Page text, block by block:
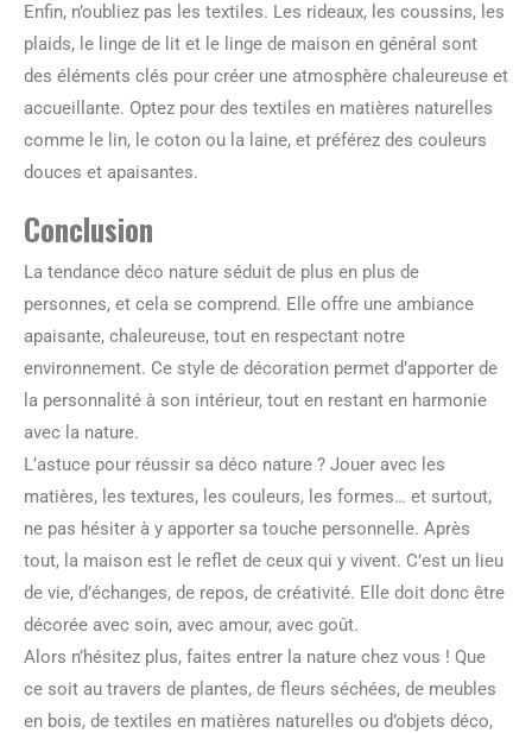
Enfin, n’oubliez pas les textiles. Les rideaux, les coussins, les
plaids, le linge de lit et le linge de maison en général sont
des éléments clés pour créer une atmosphère chaleureuse et
accueillante. Optez pour des textiles en matières naturelles
comme le lin, le coton ou la laine, et préférez des couleurs
douces et apaisantes.
Conclusion
La tendance déco nature séduit de plus en plus de
personnes, et cela se comprend. Elle offre une ambiance
apaisante, chaleureuse, tout en respectant notre
environnement. Ce style de décoration permet d’apporter de
la personnalité à son intérieur, tout en restant en harmonie
avec la nature.
L’astuce pour réussir sa déco nature ? Jouer avec les
matières, les textures, les couleurs, les formes… et surtout,
ne pas hésiter à y apporter sa touche personnelle. Après
tout, la maison est le reflet de ceux qui y vivent. C’est un lieu
de vie, d’échanges, de repos, de créativité. Elle doit donc être
décorée avec soin, avec amour, avec goût.
Alors n’hésitez plus, faites entrer la nature chez vous ! Que
ce soit au travers de plantes, de fleurs séchées, de meubles
en bois, de textiles en matières naturelles ou d’objets déco,